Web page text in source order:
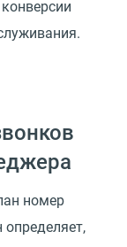
номер